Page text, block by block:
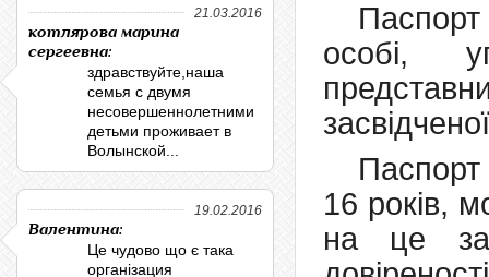
особі,
16 років,
на це
21.03.2016
котлярова марина
сергеевна:
здравствуйте,наша
семья с двумя
несовершеннолетними
детьми проживает в
Волынской...
19.02.2016
Валентина:
Це чудово що є така
організация